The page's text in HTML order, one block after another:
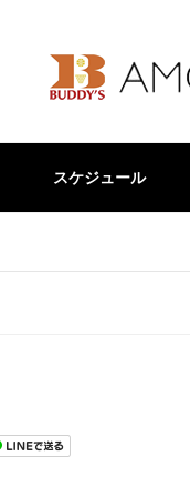
スケジュール